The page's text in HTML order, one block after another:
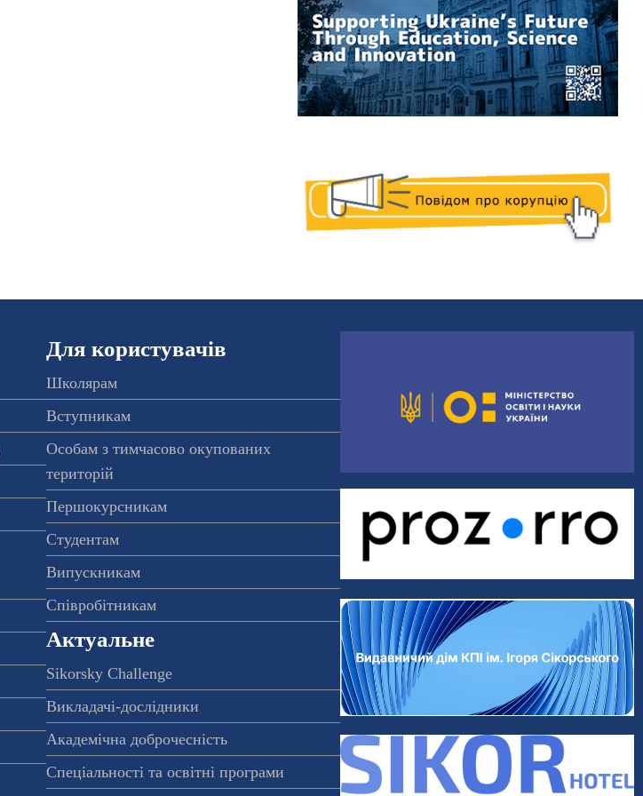
Для користувачів
Школярам
Вступникам
Особам з тимчасово окупованих
територій
Першокурсникам
Студентам
Випускникам
Співробітникам
Актуальне
Sikorsky Challenge
Викладачі-дослідники
Академічна доброчесність
Спеціальності та освітні програми